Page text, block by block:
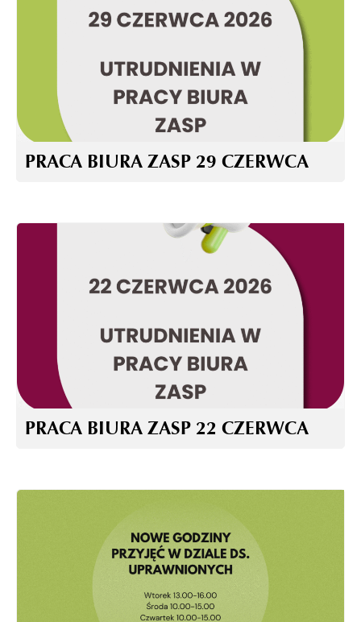
PRACA BIURA ZASP 29 CZERWCA
PRACA BIURA ZASP 22 CZERWCA